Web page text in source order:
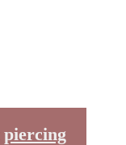
piercing